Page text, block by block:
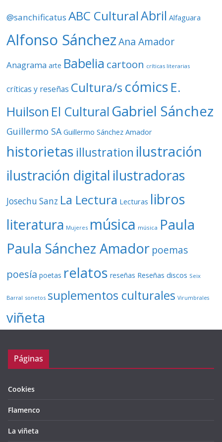
e
@sanchificatus ABC CulturalAbril Alfaguara
Alfonso Sánchez Ana Amador
Anagrama arte Babelia cartoon críticas literarias
críticas y reseñas Cultura/s cómics E.
Huilson El Cultural Gabriel Sánchez
Guillermo SA Guillermo Sánchez Amador
historietas illustration ilustración
ilustración digital ilustradoras
Josechu Sanz La Lectura Lecturas libros
literatura Mujeres música música Paula
Paula Sánchez Amador poemas
poesía poetas relatos reseñas Reseñas discos Seix
Barral sonetos suplementos culturales Virumbrales
viñeta
Páginas
Cookies
Flamenco
La viñeta